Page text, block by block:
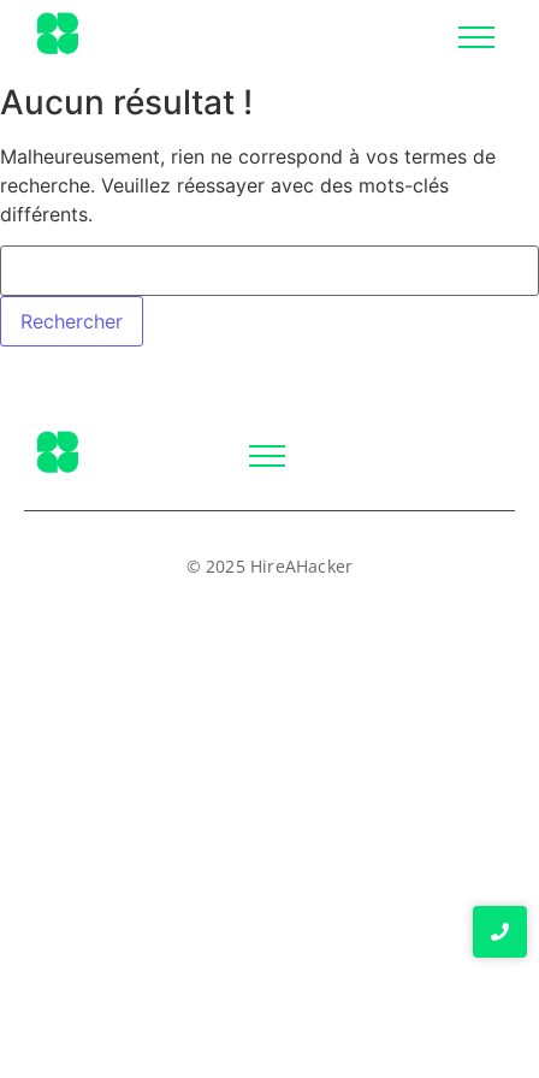
Aucun résultat !
Malheureusement, rien ne correspond à vos termes de
recherche. Veuillez réessayer avec des mots-clés
différents.
© 2025 HireAHacker